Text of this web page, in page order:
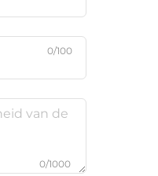
0/100
0/1000